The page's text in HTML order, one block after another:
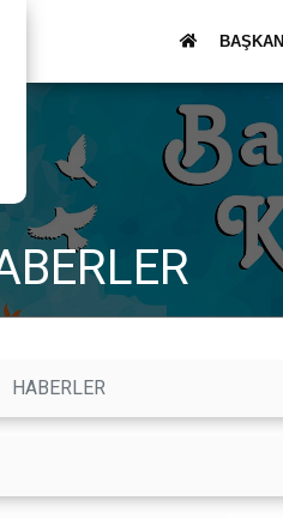
BAŞKAN
HABERLER